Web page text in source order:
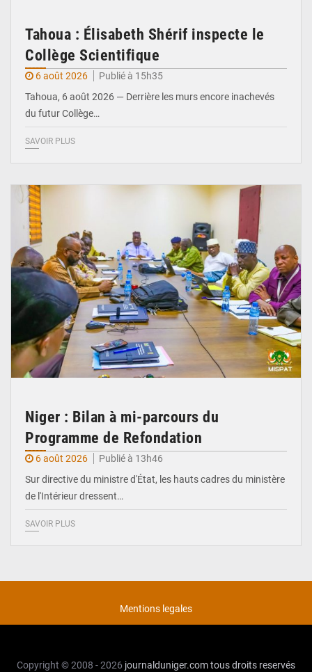
Tahoua : Élisabeth Shérif inspecte le
Collège Scientifique
6 août 2026
Publié à 15h35
Tahoua, 6 août 2026 — Derrière les murs encore inachevés
du futur Collège…
SAVOIR PLUS
Niger : Bilan à mi-parcours du
Programme de Refondation
6 août 2026
Publié à 13h46
Sur directive du ministre d'État, les hauts cadres du ministère
de l'Intérieur dressent…
SAVOIR PLUS
Mentions legales
Copyright © 2008 - 2026 journalduniger.comtous droits reservés